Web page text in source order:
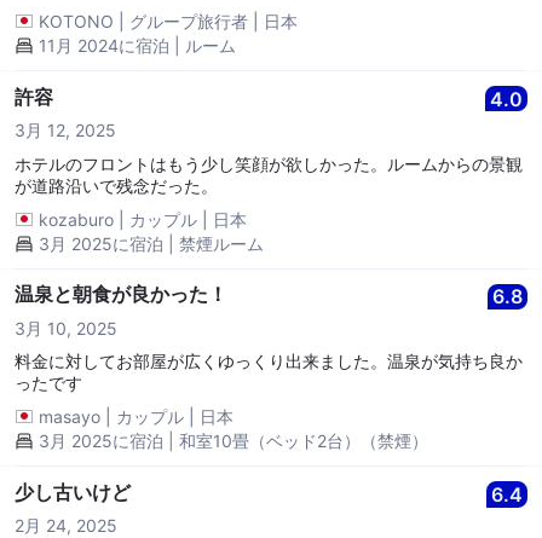
KOTONO
グループ旅行者
日本
11月 2024に宿泊 | ルーム
許容 4.0
3月 12, 2025
ホテルのフロントはもう少し笑顔が欲しかった。ルームからの景観
が道路沿いで残念だった。
kozaburo
カップル
日本
3月 2025に宿泊 | 禁煙ルーム
温泉と朝食が良かった！ 6.8
3月 10, 2025
料金に対してお部屋が広くゆっくり出来ました。温泉が気持ち良か
ったです
masayo
カップル
日本
3月 2025に宿泊 | 和室10畳（ベッド2台）（禁煙）
少し古いけど 6.4
2月 24, 2025